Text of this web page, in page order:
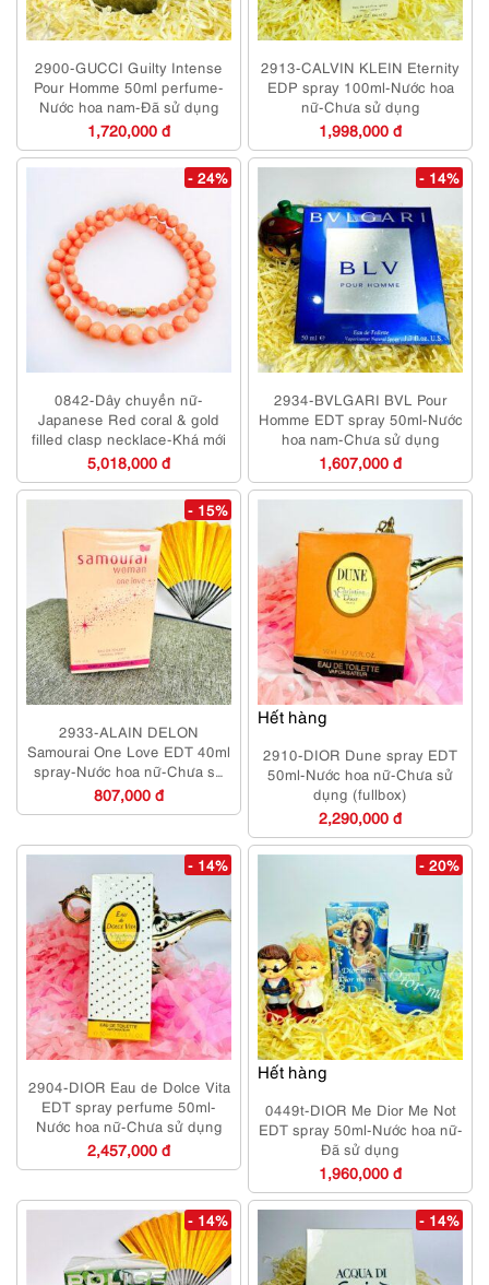
2900-GUCCI Guilty Intense
Pour Homme 50ml perfume-
Nước hoa nam-Đã sử dụng
1,720,000 đ
2913-CALVIN KLEIN Eternity
EDP spray 100ml-Nước hoa
nữ-Chưa sử dụng
1,998,000 đ
- 24%
0842-Dây chuyền nữ-
Japanese Red coral & gold
filled clasp necklace-Khá mới
5,018,000 đ
- 14%
2934-BVLGARI BVL Pour
Homme EDT spray 50ml-Nước
hoa nam-Chưa sử dụng
1,607,000 đ
- 15%
2933-ALAIN DELON
Samourai One Love EDT 40ml
spray-Nước hoa nữ-Chưa sử
dụng
807,000 đ
Hết hàng
2910-DIOR Dune spray EDT
50ml-Nước hoa nữ-Chưa sử
dụng (fullbox)
2,290,000 đ
- 14%
2904-DIOR Eau de Dolce Vita
EDT spray perfume 50ml-
Nước hoa nữ-Chưa sử dụng
2,457,000 đ
Hết hàng
- 20%
0449t-DIOR Me Dior Me Not
EDT spray 50ml-Nước hoa nữ-
Đã sử dụng
1,960,000 đ
- 14% - 14%